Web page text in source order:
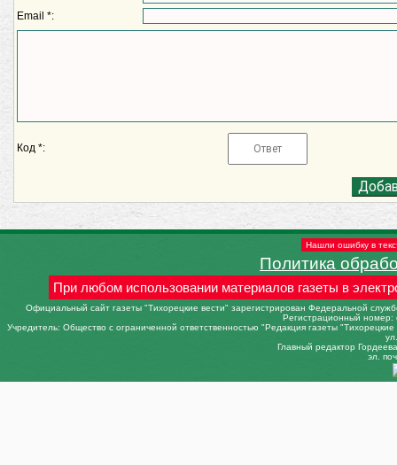
Email *:
Код *:
Нашли ошибку в
Политика
При любом использовании материалов газеты в
Официальный сайт газеты "Тихорецкие вести" зарегистрирован Федеральной
Регистрационный
Учредитель: Общество с ограниченной ответственностью "Редакция газеты
Главный редактор
эл.